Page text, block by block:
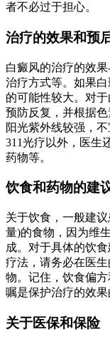
者不必过于担心。
治疗的效果和预
白癜风的治疗的效
治疗方式等。如果
的可能性较大。对
预防反复，并根据
阳光紫外线较强，
311光疗以外，医生
药物等。
饮食和药物的建
关于饮食，一般建
量)的食物，因为维
成。对于具体的饮
疗法，请务必在医
物。记住，饮食偏
嘱是保护治疗的效果
关于医保和保险